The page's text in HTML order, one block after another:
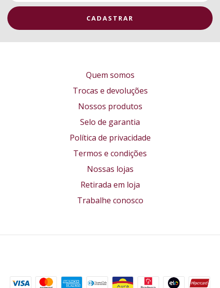
Quem somos
Trocas e devoluções
Nossos produtos
Selo de garantia
Política de privacidade
Termos e condições
Nossas lojas
Retirada em loja
Trabalhe conosco